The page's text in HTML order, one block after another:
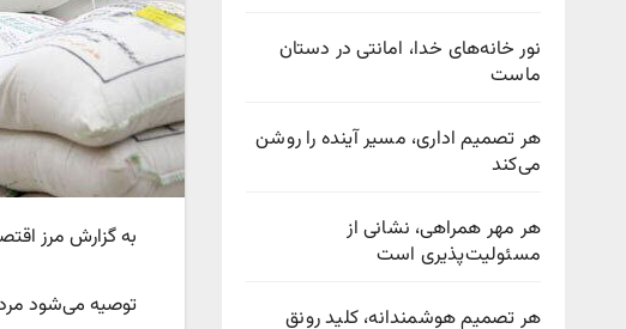
نور خانه‌های خدا، امانتی در دستان
ماست
هر تصمیم اداری، مسیر آینده را روشن
می‌کند
هر مهر همراهی، نشانی از
مسئولیت‌پذیری است
هر تصمیم هوشمندانه، کلید رونق
به گزارش مرز
توصیه می‌شود